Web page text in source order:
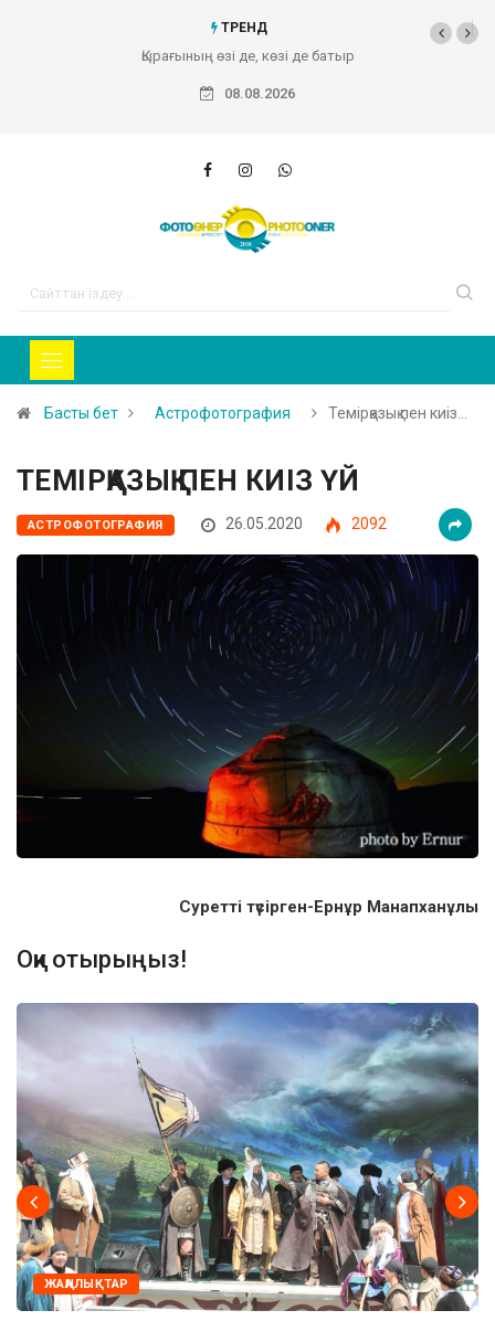
ТРЕНД
Қырағының өзі де, көзі де батыр
08.08.2026
Басты бет Астрофотография Темірқазық пен киіз…
ТЕМІРҚАЗЫҚ ПЕН КИІЗ ҮЙ
АСТРОФОТОГРАФИЯ 26.05.2020 2092
Суретті түсірген-Ернұр Манапханұлы
Оқи отырыңыз!
ЖАҢАЛЫҚТАР